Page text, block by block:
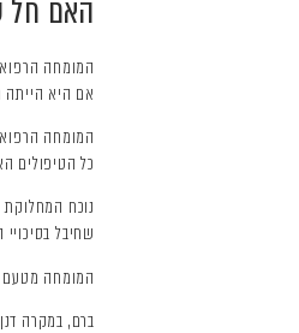
האם חל
אם היא הייתה
המומחה
כל הטיפולים
נוכח
שחיבל
המומחה מטעם